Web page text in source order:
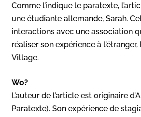
Comme l’indique le paratexte,
une étudiante allemande, Sarah.
interactions avec une association
réaliser son expérience à
Village.
Wo?
L’auteur de l’article est originaire
Paratexte). Son expérience de